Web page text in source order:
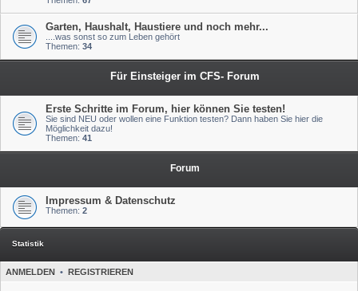
Garten, Haushalt, Haustiere und noch mehr...
....was sonst so zum Leben gehört
Themen: 34
Für Einsteiger im CFS- Forum
Erste Schritte im Forum, hier können Sie testen!
Sie sind NEU oder wollen eine Funktion testen? Dann haben Sie hier die
Möglichkeit dazu!
Themen: 41
Forum
Impressum & Datenschutz
Themen: 2
Statistik
ANMELDEN • REGISTRIEREN